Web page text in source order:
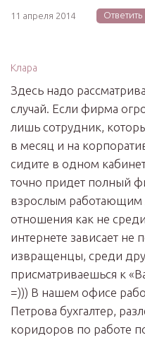
11 апреля 2014 Ответить
Клара
Здесь надо
случай. Если фирма
лишь сотрудник,
в месяц и на
сидите в одном
точно придет полный
взрослым работающим
отношения как не
интернете зависает не
извращенцы, среди
присматриваешься к
=))) В нашем офисе
Петрова бухгалтер,
коридоров по работе